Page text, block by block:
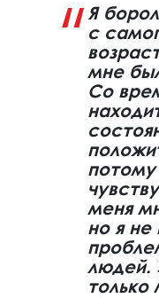
Я
с
мне
Со
потому
меня
но я не
людей.
только